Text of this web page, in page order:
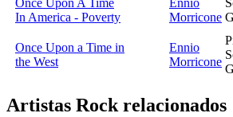
Once Upon A Time
In America - Poverty
Ennio
Morricone
Once Upon a Time in
the West
Ennio
Morricone
Artistas Rockrelacionados